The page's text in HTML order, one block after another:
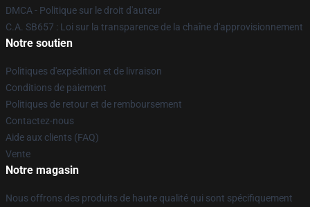
DMCA - Politique sur le droit d'auteur
C.A. SB657 : Loi sur la transparence de la chaîne d'approvisionnement
Notre soutien
Politiques d'expédition et de livraison
Conditions de paiement
Politiques de retour et de remboursement
Contactez-nous
Aide aux clients (FAQ)
Vente
Notre magasin
Nous offrons des produits de haute qualité qui sont spécifiquement